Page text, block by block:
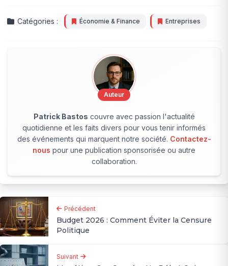
Catégories : Économie & Finance Entreprises
Auteur
Patrick Bastos couvre avec passion l'actualité
quotidienne et les faits divers pour vous tenir informés
des événements qui marquent notre société. Contactez-
nous pour une publication sponsorisée ou autre
collaboration.
Précédent
Budget 2026 : Comment Éviter la Censure
Politique
Suivant